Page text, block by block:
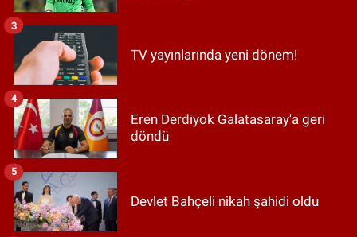
TV yayınlarında yeni dönem!
3
Eren Derdiyok Galatasaray'a geri
döndü
4
Devlet Bahçeli nikah şahidi oldu
5